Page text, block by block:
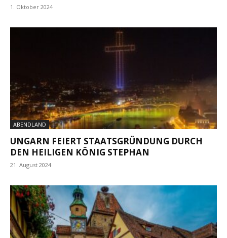
1. Oktober 2024
ABENDLAND
UNGARN FEIERT STAATSGRÜNDUNG DURCH
DEN HEILIGEN KÖNIG STEPHAN
21. August 2024